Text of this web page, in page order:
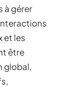
à gérer
et les
être
global,